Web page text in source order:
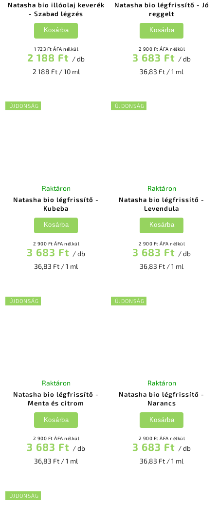
Natasha bio illóolaj keverék
- Szabad légzés
1 723 Ft ÁFA nélkül
2 188 Ft / db
2 188 Ft / 10 ml
Kosárba
Natasha bio légfrissítő - Jó
reggelt
2 900 Ft ÁFA nélkül
3 683 Ft / db
36,83 Ft / 1 ml
Kosárba
ÚJDONSÁG
Natasha bio légfrissítő -
Kubeba
Raktáron
2 900 Ft ÁFA nélkül
3 683 Ft / db
36,83 Ft / 1 ml
Kosárba
ÚJDONSÁG
Natasha bio légfrissítő -
Levendula
Raktáron
2 900 Ft ÁFA nélkül
3 683 Ft / db
36,83 Ft / 1 ml
Kosárba
ÚJDONSÁG
Natasha bio légfrissítő -
Menta és citrom
Raktáron
2 900 Ft ÁFA nélkül
3 683 Ft / db
36,83 Ft / 1 ml
Kosárba
ÚJDONSÁG
Natasha bio légfrissítő -
Narancs
Raktáron
2 900 Ft ÁFA nélkül
3 683 Ft / db
36,83 Ft / 1 ml
Kosárba
ÚJDONSÁG